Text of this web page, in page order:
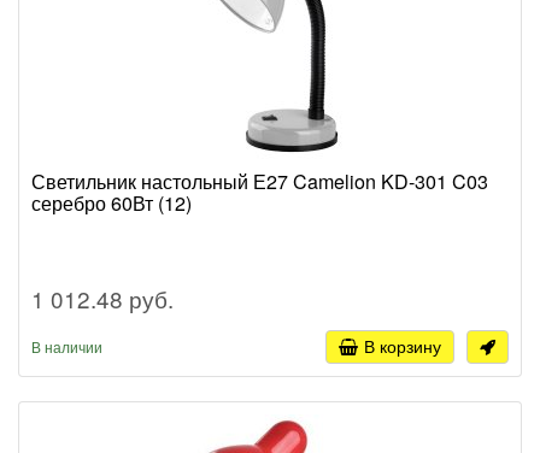
Светильник настольный Е27 Camelion KD-301 C03
серебро 60Вт (12)
1 012.48 руб.
В наличии В корзину